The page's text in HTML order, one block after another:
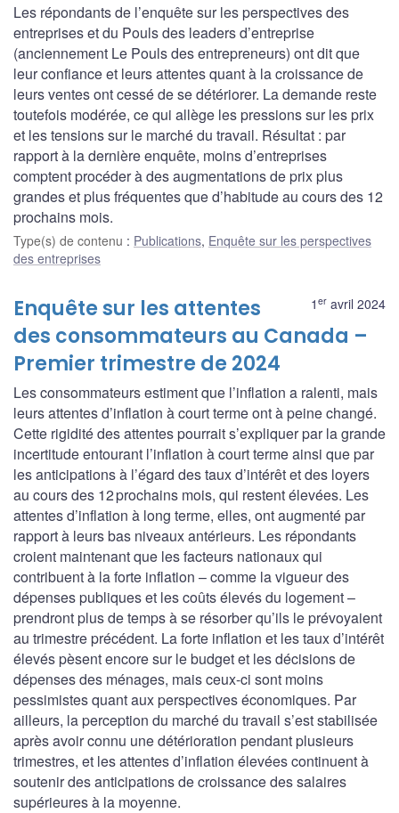
Les répondants de l’enquête sur les perspectives des
entreprises et du Pouls des leaders d’entreprise
(anciennement Le Pouls des entrepreneurs) ont dit que
leur confiance et leurs attentes quant à la croissance de
leurs ventes ont cessé de se détériorer. La demande reste
toutefois modérée, ce qui allège les pressions sur les prix
et les tensions sur le marché du travail. Résultat : par
rapport à la dernière enquête, moins d’entreprises
comptent procéder à des augmentations de prix plus
grandes et plus fréquentes que d’habitude au cours des 12
prochains mois.
Type(s) de contenu : Publications, Enquête sur les perspectives
des entreprises
1 er avril 2024
Enquête sur les attentes
des consommateurs au Canada –
Premier trimestre de 2024
Les consommateurs estiment que l’inflation a ralenti, mais
leurs attentes d’inflation à court terme ont à peine changé.
Cette rigidité des attentes pourrait s’expliquer par la grande
incertitude entourant l’inflation à court terme ainsi que par
les anticipations à l’égard des taux d’intérêt et des loyers
au cours des 12 prochains mois, qui restent élevées. Les
attentes d’inflation à long terme, elles, ont augmenté par
rapport à leurs bas niveaux antérieurs. Les répondants
croient maintenant que les facteurs nationaux qui
contribuent à la forte inflation – comme la vigueur des
dépenses publiques et les coûts élevés du logement –
prendront plus de temps à se résorber qu’ils le prévoyaient
au trimestre précédent. La forte inflation et les taux d’intérêt
élevés pèsent encore sur le budget et les décisions de
dépenses des ménages, mais ceux-ci sont moins
pessimistes quant aux perspectives économiques. Par
ailleurs, la perception du marché du travail s’est stabilisée
après avoir connu une détérioration pendant plusieurs
trimestres, et les attentes d’inflation élevées continuent à
soutenir des anticipations de croissance des salaires
supérieures à la moyenne.